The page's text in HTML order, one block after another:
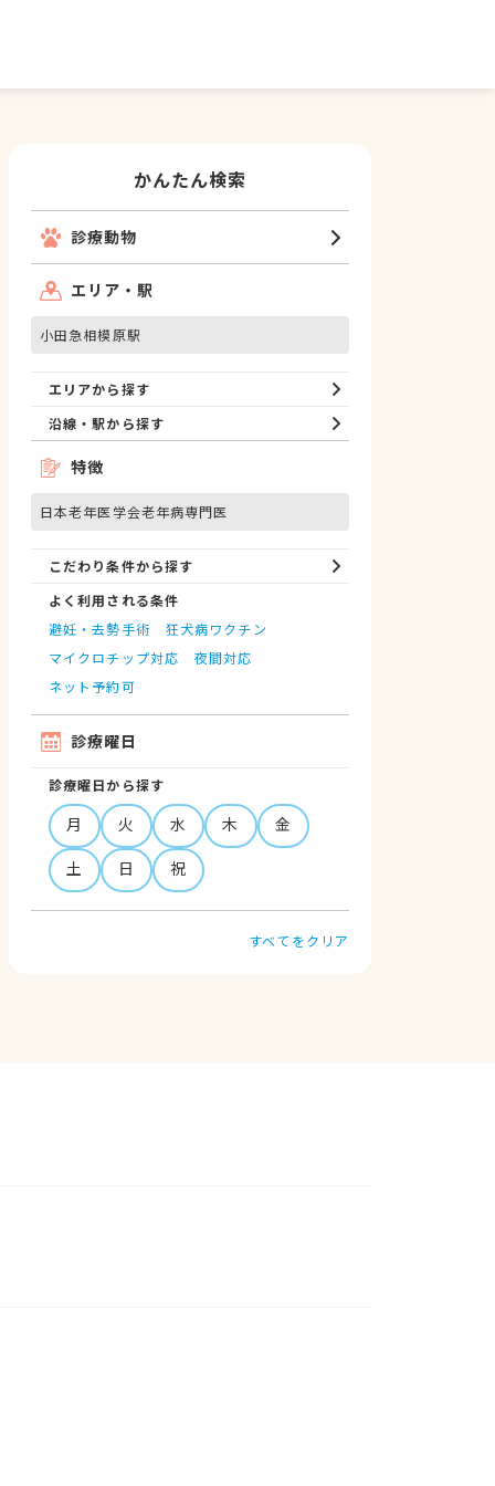
かんたん検索
診療動物
エリア・駅
小田急相模原駅
エリアから探す
沿線・駅から探す
特徴
日本老年医学会老年病専門医
こだわり条件から探す
よく利用される条件
避妊・去勢手術
狂犬病ワクチン
マイクロチップ対応
夜間対応
ネット予約可
診療曜日
診療曜日から探す
月 火 水 木
金
土
日 祝
すべてをクリア